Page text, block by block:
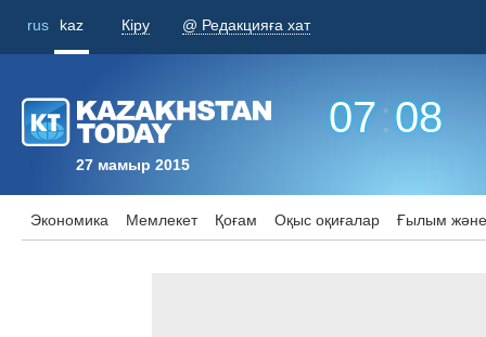
rus kaz Кіру @ Редакцияға хат
27 мамыр 2015
07:08
Экономика Мемлекет Қоғам Оқыс оқиғалар Ғылым және